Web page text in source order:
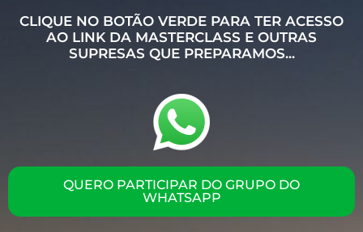
CLIQUE NO BOTÃO VERDE PARA TER ACESSO
AO LINK DA MASTERCLASS E OUTRAS
SUPRESAS QUE PREPARAMOS...
QUERO PARTICIPAR DO GRUPO DO
WHATSAPP